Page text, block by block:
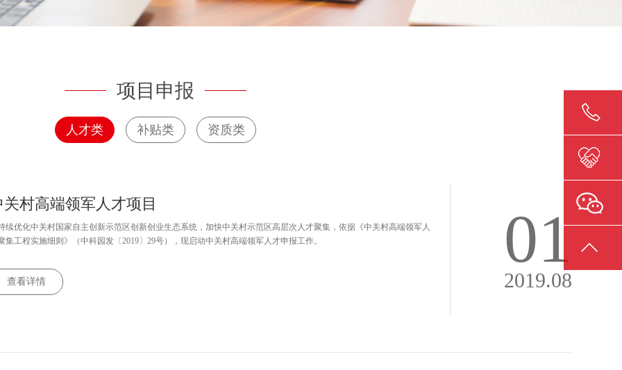
项目申报
人才类 补贴类 资质类
关村高端领军人才项目
续优化中关村国家自主创新示范区创新创业生态系统，加快中关村示范区高层次人才聚集，依据《中关村高端领军人
集工程实施细则》（中科园发〔2019〕29号），现启动中关村高端领军人才申报工作。
查看详情
01
2019.08